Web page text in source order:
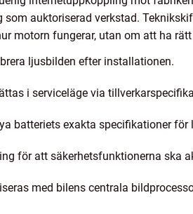
auktoriserad verkstad.
motorn fungerar, utan om att ha
ljusbilden efter installationen.
i serviceläge via
batteriets exakta specifikationer för
för att säkerhetsfunktionerna ska
med bilens centrala